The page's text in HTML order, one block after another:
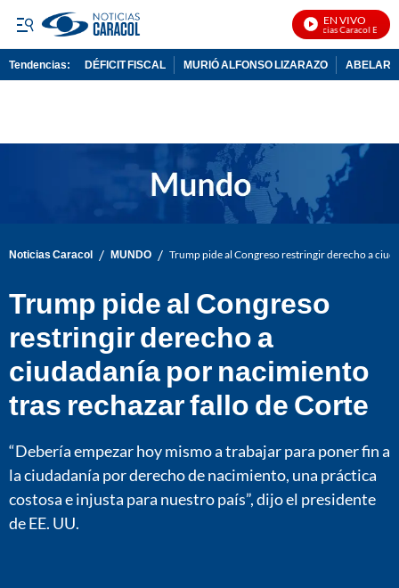
EN VIVO
Noticias Caracol En Vivo
Tendencias: DÉFICIT FISCAL MURIÓ ALFONSO LIZARAZO
Noticias Caracol / MUNDO / Trump pide al Congreso restringir derecho a
Trump pide al Congreso
restringir derecho a
ciudadanía por nacimiento
tras rechazar fallo de Corte
“Debería empezar hoy mismo a trabajar para poner fin a
la ciudadanía por derecho de nacimiento, una práctica
costosa e injusta para nuestro país”, dijo el presidente
de EE. UU.